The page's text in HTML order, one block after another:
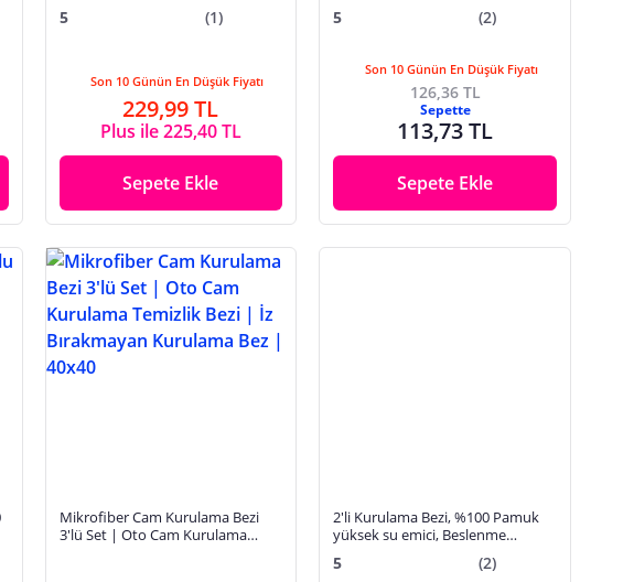
5 (1)
Son 10 Günün En Düşük Fiyatı
229,99 TL
Plus ile 225,40 TL
Sepete Ekle
45x60cm
5 (2)
Son 10 Günün En Düşük Fiyatı
126,36 TL
Sepette
113,73 TL
Sepete Ekle
Mikrofiber Cam Kurulama Bezi
3'lü Set | Oto Cam Kurulama
2'li Kurulama Bezi, %100 Pamuk
yüksek su emici, Beslenme
45x60cm
5 (2)